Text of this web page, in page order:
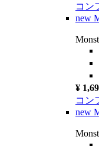
コン
new
¥
コン
new